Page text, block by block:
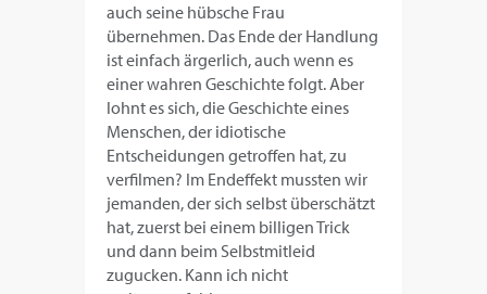
auch seine hübsche Frau
übernehmen. Das Ende der Handlung
ist einfach ärgerlich, auch wenn es
einer wahren Geschichte folgt. Aber
lohnt es sich, die Geschichte eines
Menschen, der idiotische
Entscheidungen getroffen hat, zu
verfilmen? Im Endeffekt mussten wir
jemanden, der sich selbst überschätzt
hat, zuerst bei einem billigen Trick
und dann beim Selbstmitleid
zugucken. Kann ich nicht